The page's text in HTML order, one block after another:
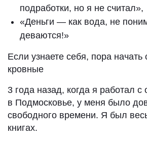
подработки, но я не считал»,
«Деньги — как вода, не
деваются!»
Если узнаете себя, пора начать
кровные
3 года назад, когда я работал с
в Подмосковье, у меня было
свободного времени. Я был
книгах.